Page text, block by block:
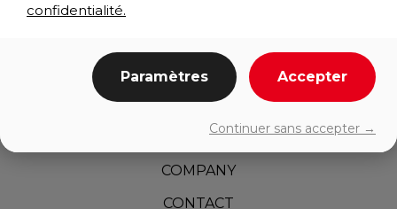
HOME
PRODUCTS
COMPANY
CONTACT
confidentialité.
Paramètres Accepter
Continuer sans accepter →